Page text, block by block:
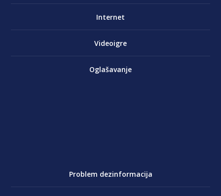
Internet
Videoigre
Oglašavanje
Problem dezinformacija